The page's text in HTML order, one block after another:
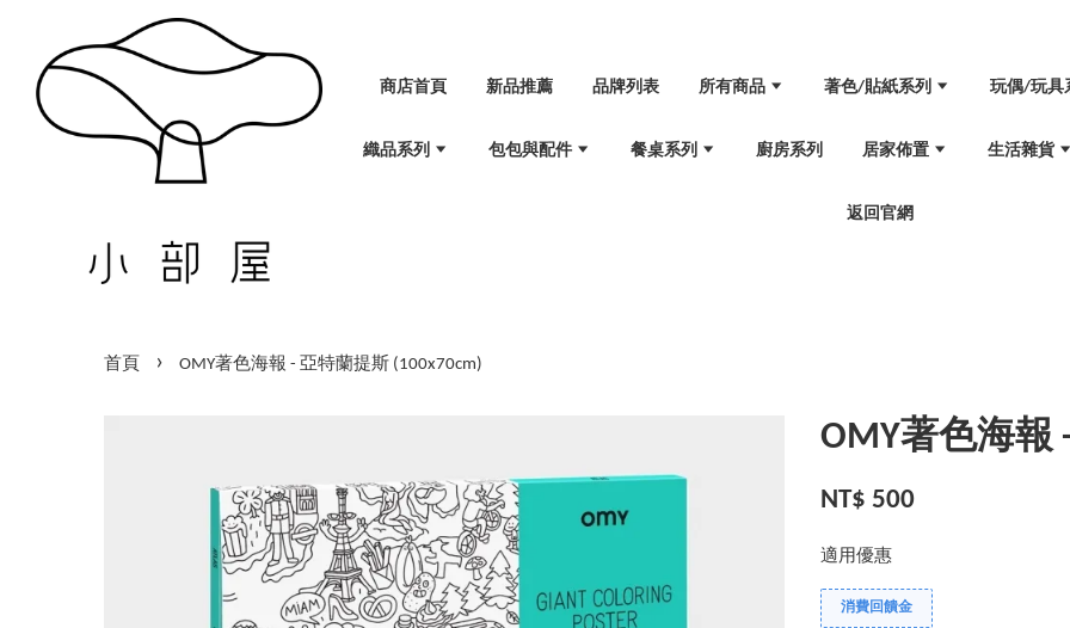
商店首頁 新品推薦 品牌列表 所有商品 著色/貼紙系列 玩偶/玩具
織品系列 包包與配件 餐桌系列 廚房系列 居家佈置 生活雜貨
返回官網
首頁 › OMY著色海報 - 亞特蘭提斯 (100x70cm)
OMY著色海報
NT$ 500
適用優惠
消費回饋金